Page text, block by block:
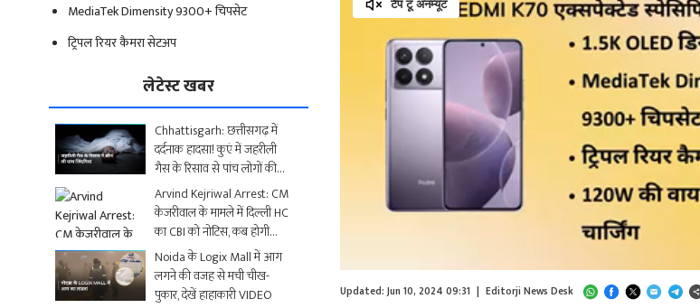
MediaTek Dimensity 9300+ चिपसेट
ट्रिपल रियर कैमरा सेटअप
लेटेस्ट खबर
Chhattisgarh: छत्तीसगढ़ में
दर्दनाक हादसा! कुएं में जहरीली
गैस के रिसाव से पांच लोगों की
मौत
Arvind Kejriwal Arrest: CM
केजरीवाल के मामले में दिल्ली HC
का CBI को नोटिस, कब होगी
अगली सुनवाई?
Noida के Logix Mall में आग
लगने की वजह से मची चीख-
पुकार, देखें हाहाकारी VIDEO
Updated: Jun 10, 2024 09:31 | Editorji News Desk
टैप टू अनम्यूट
Loaded
: